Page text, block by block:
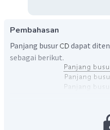
Pembahasan
Panjang busur
dapat
sebagai berikut.